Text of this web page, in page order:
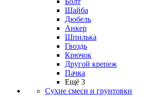
Шайба
Дюбель
Анкер
Шпилька
Гвоздь
Крючок
Другой крепеж
Пачка
Ещё 3
Сухие смеси и грунтовки